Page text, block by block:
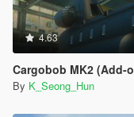
4.63
Cargobob MK2 (Add-
By K_Seong_Hun